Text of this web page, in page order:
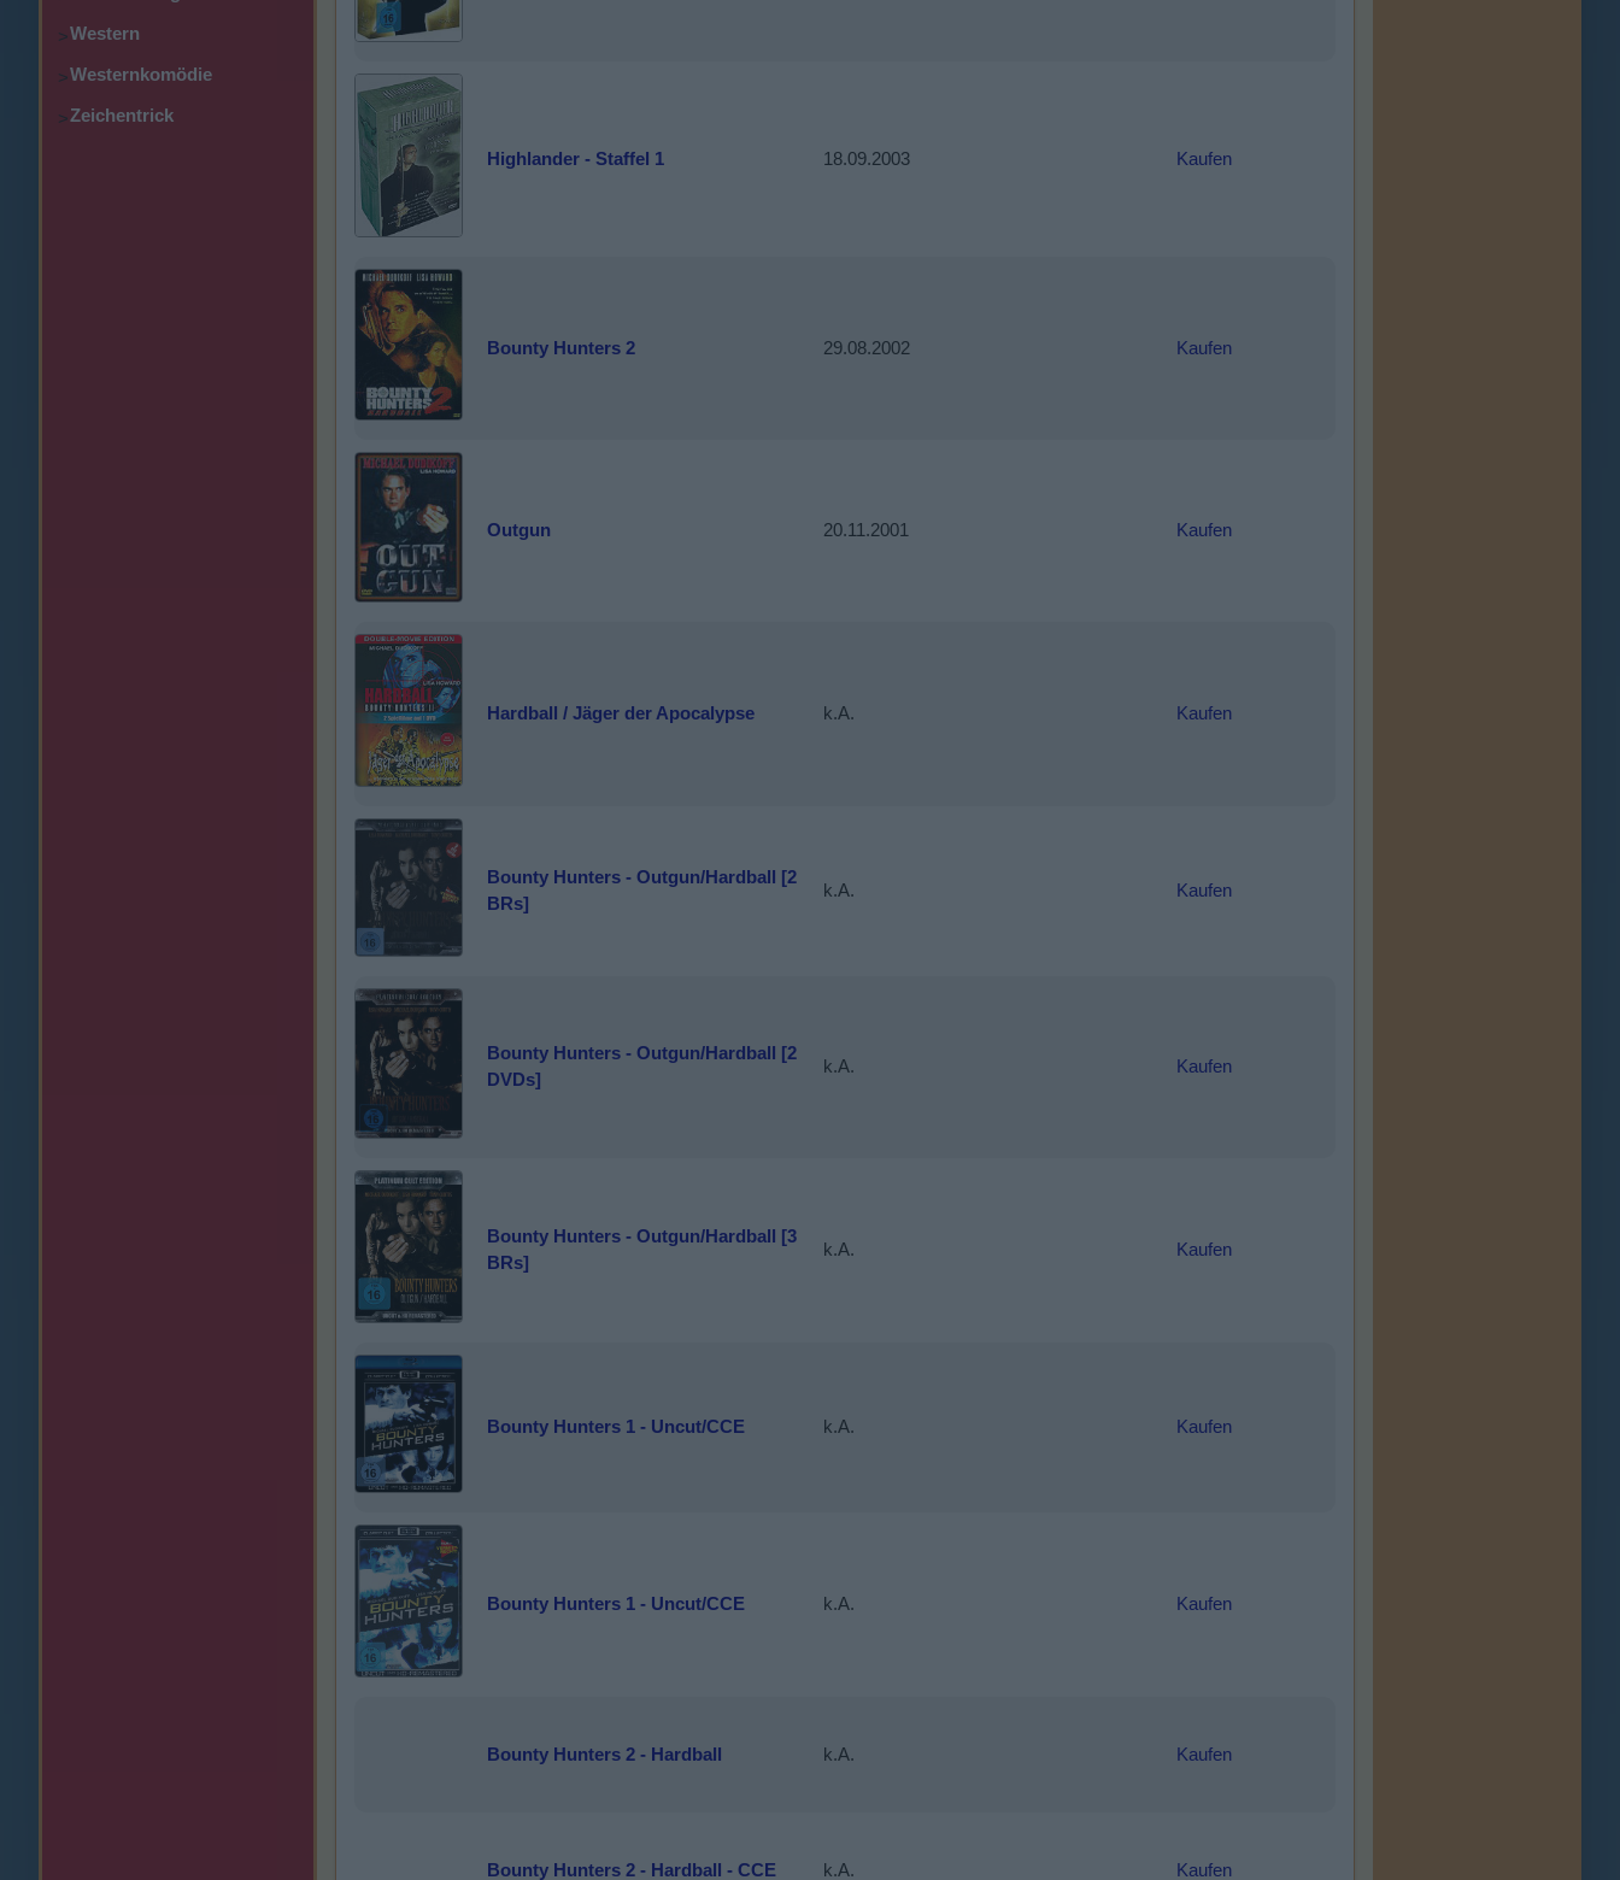
>Western
>Westernkomödie
>Zeichentrick
Highlander - Staffel 1 18.09.2003 Kaufen
Bounty Hunters 2 29.08.2002 Kaufen
Outgun 20.11.2001 Kaufen
Hardball / Jäger der Apocalypse k.A. Kaufen
Bounty Hunters - Outgun/Hardball [2
BRs]
k.A. Kaufen
Bounty Hunters - Outgun/Hardball [2
DVDs]
k.A. Kaufen
Bounty Hunters - Outgun/Hardball [3
BRs]
k.A. Kaufen
Bounty Hunters 1 - Uncut/CCE k.A. Kaufen
Bounty Hunters 1 - Uncut/CCE k.A. Kaufen
Bounty Hunters 2 - Hardball k.A. Kaufen
Bounty Hunters 2 - Hardball - CCE k.A. Kaufen